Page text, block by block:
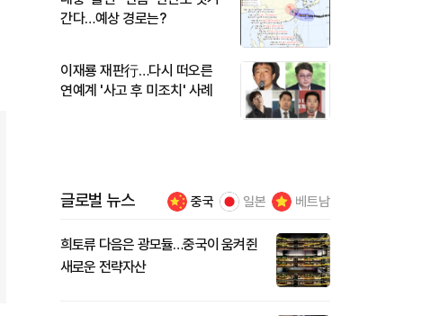
간다…예상 경로는?
이재룡 재판行…다시 떠오른
연예계 '사고 후 미조치' 사례
글로벌 뉴스 중국 일본 베트남
희토류 다음은 광모듈…중국이 움켜쥔
새로운 전략자산